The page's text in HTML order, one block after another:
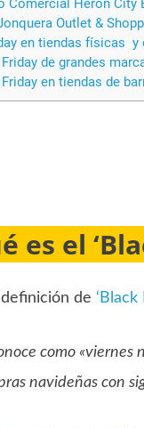
Comercial Heron City
Outlet &
en tiendas físicas y
de grandes
en tiendas de
es el
definición de
como «viernes
navideñas con